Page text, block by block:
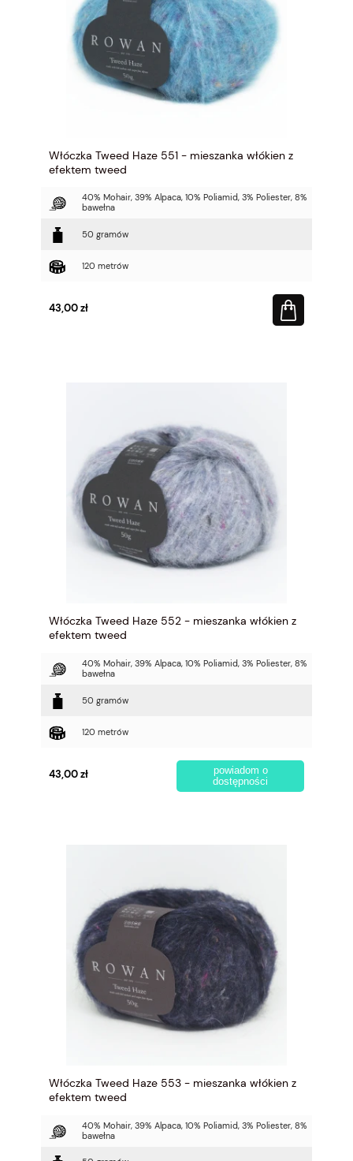
Włóczka Tweed Haze 551 - mieszanka włókien z
efektem tweed
40% Mohair, 39% Alpaca, 10% Poliamid, 3% Poliester, 8%
bawełna
50 gramów
120 metrów
43,00 zł
Włóczka Tweed Haze 552 - mieszanka włókien z
efektem tweed
40% Mohair, 39% Alpaca, 10% Poliamid, 3% Poliester, 8%
bawełna
50 gramów
120 metrów
43,00 zł
powiadom o
dostępności
Włóczka Tweed Haze 553 - mieszanka włókien z
efektem tweed
40% Mohair, 39% Alpaca, 10% Poliamid, 3% Poliester, 8%
bawełna